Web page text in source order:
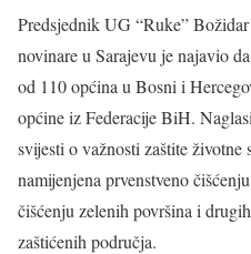
Predsjednik UG “Ruke”
novinare u Sarajevu je najavio
od 110 općina u Bosni i
općine iz Federacije BiH.
svijesti o važnosti zaštite životne
namijenjena prvenstveno
čišćenju zelenih površina i
zaštićenih područja.